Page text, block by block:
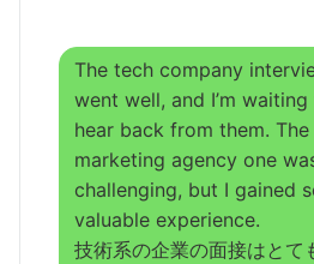
The tech company
went well, and I’m waiting
hear back from them. The
marketing agency one
challenging, but I gained
valuable experience.
技術系の企業の面接はとて